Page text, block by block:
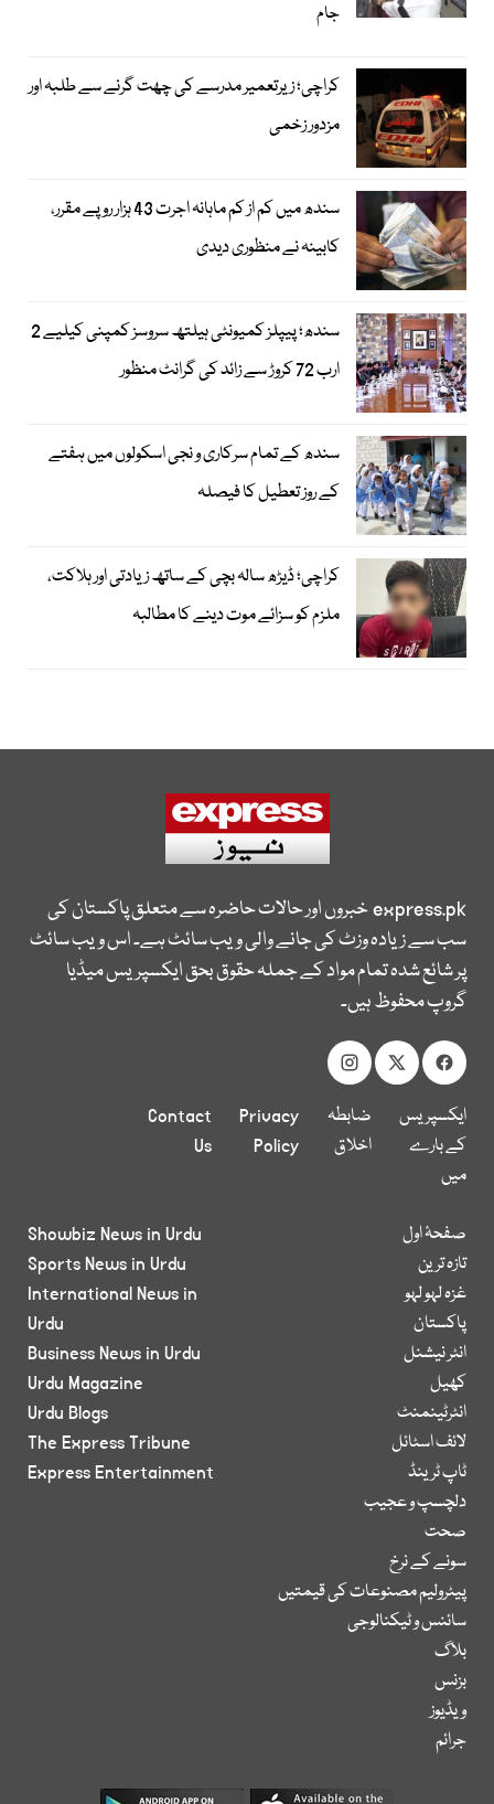
جام
کراچی؛ زیرتعمیر مدرسے کی چھت گرنے سے طلبہ اور
مزدور زخمی
سندھ میں کم از کم ماہانہ اجرت 43 ہزار روپے مقرر،
کابینہ نے منظوری دیدی
سندھ؛ پیپلز کمیونٹی ہیلتھ سروسز کمپنی کیلیے 2
ارب 72 کروڑ سے زائد کی گرانٹ منظور
سندھ کے تمام سرکاری و نجی اسکولوں میں ہفتے
کے روز تعطیل کا فیصلہ
کراچی؛ ڈیڑھ سالہ بچی کے ساتھ زیادتی اور ہلاکت،
ملزم کو سزائے موت دینے کا مطالبہ
express.pkخبروں اور حالات حاضرہ سے متعلق پاکستان کی
سب سے زیادہ وزٹ کی جانے والی ویب سائٹ ہے۔ اس ویب سائٹ
پر شائع شدہ تمام مواد کے جملہ حقوق بحق ایکسپریس میڈیا
گروپ محفوظ ہیں۔
ایکسپریس
کے بارے
میں
ضابطہ
اخلاق
Privacy
Policy
Contact
Us
صفحۂ اول
تازہ ترین
غزہ لہو لہو
پاکستان
انٹر نیشنل
کھیل
انٹرٹینمنٹ
لائف اسٹائل
ٹاپ ٹرینڈ
دلچسپ و عجیب
صحت
سونے کے نرخ
پیٹرولیم مصنوعات کی قیمتیں
سائنس و ٹیکنالوجی
بلاگ
بزنس
ویڈیوز
جرائم
Showbiz News in Urdu
Sports News in Urdu
International News in
Urdu
Business News in Urdu
Urdu Magazine
Urdu Blogs
The Express Tribune
Express Entertainment